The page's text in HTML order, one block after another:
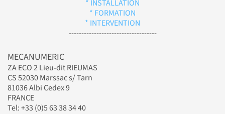
* INSTALLATION
* FORMATION
* INTERVENTION
-----------------------------------
MECANUMERIC
ZA ECO 2 Lieu-dit RIEUMAS
CS 52030 Marssac s/ Tarn
81036 Albi Cedex 9
FRANCE
Tel: +33 (0)5 63 38 34 40